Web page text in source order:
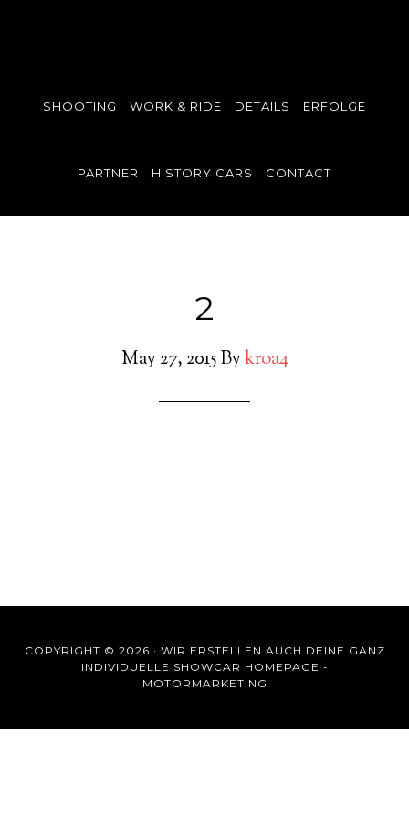
SHOOTING WORK & RIDE DETAILS ERFOLGE
PARTNER HISTORY CARS CONTACT
2
May 27, 2015Bykroa4
COPYRIGHT © 2026 · WIR ERSTELLEN AUCH DEINE GANZ
INDIVIDUELLE SHOWCAR HOMEPAGE -
MOTORMARKETING